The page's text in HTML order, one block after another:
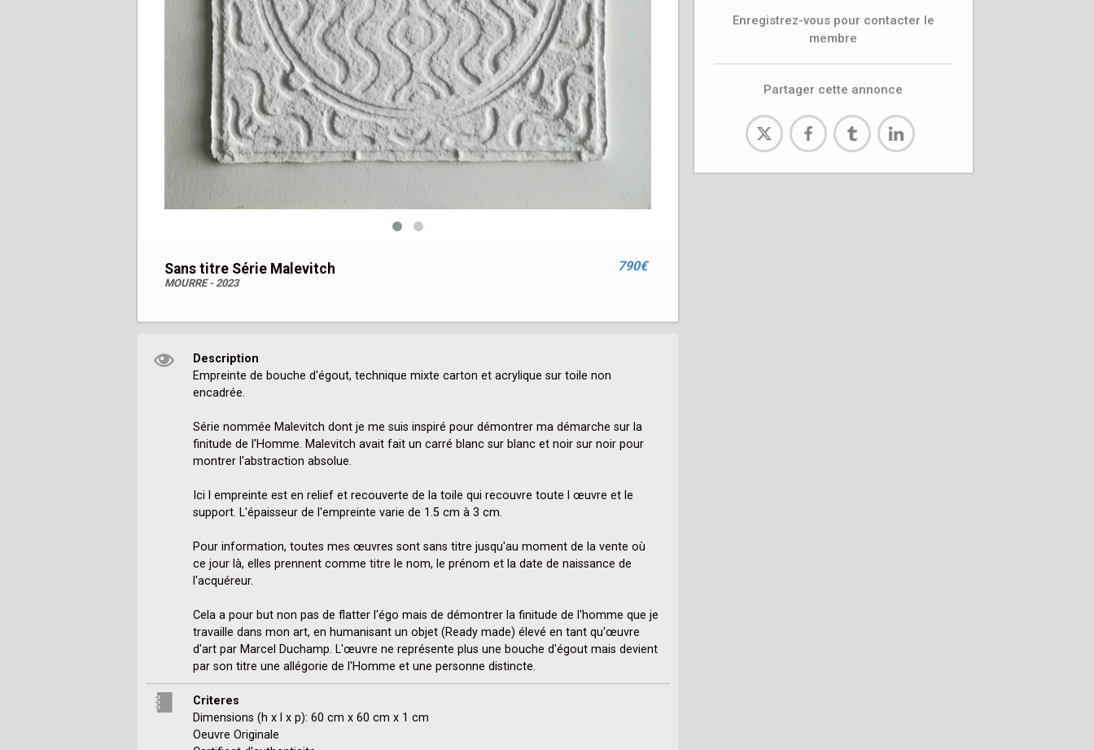
Sans titre Série Malevitch
MOURRE - 2023
790€
Description
Empreinte de bouche d'égout, technique mixte carton et acrylique sur toile non
encadrée.
Série nommée Malevitch dont je me suis inspiré pour démontrer ma démarche sur la
finitude de l'Homme. Malevitch avait fait un carré blanc sur blanc et noir sur noir pour
montrer l'abstraction absolue.
Ici l empreinte est en relief et recouverte de la toile qui recouvre toute l œuvre et le
support. L'épaisseur de l'empreinte varie de 1.5 cm à 3 cm.
Pour information, toutes mes œuvres sont sans titre jusqu'au moment de la vente où
ce jour là, elles prennent comme titre le nom, le prénom et la date de naissance de
l'acquéreur.
Cela a pour but non pas de flatter l'égo mais de démontrer la finitude de l'homme que je
travaille dans mon art, en humanisant un objet (Ready made) élevé en tant qu'œuvre
d'art par Marcel Duchamp. L'œuvre ne représente plus une bouche d'égout mais devient
par son titre une allégorie de l'Homme et une personne distincte.
Criteres
Dimensions (h x l x p): 60 cm x 60 cm x 1 cm
Oeuvre Originale
Enregistrez-vous pour contacter le
membre
Partager cette annonce